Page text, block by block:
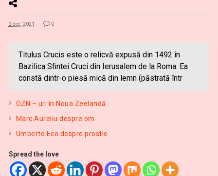
2 dec. 2021 0
Titulus Crucis este o relicvă expusă din 1492 în
Bazilica Sfintei Cruci din Ierusalem de la Roma. Ea
constă dintr-o piesă mică din lemn (păstrată într
OZN – uri în Noua Zeelandă
Marc Aureliu despre om
Umberto Eco despre prostie
Spread the love